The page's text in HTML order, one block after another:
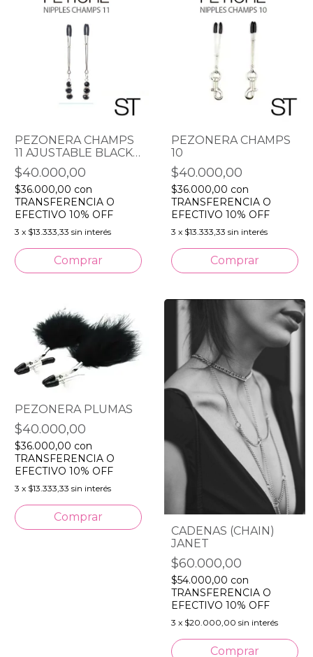
PEZONERA CHAMPS
11 AJUSTABLE BLACK
STONES FANTASIA
$40.000,00
$36.000,00 con
TRANSFERENCIA O
EFECTIVO 10% OFF
3 x $13.333,33 sin interés
PEZONERA CHAMPS
10
$40.000,00
$36.000,00 con
TRANSFERENCIA O
EFECTIVO 10% OFF
3 x $13.333,33 sin interés
PEZONERA PLUMAS
$40.000,00
$36.000,00 con
TRANSFERENCIA O
EFECTIVO 10% OFF
3 x $13.333,33 sin interés
CADENAS (CHAIN)
JANET
$60.000,00
$54.000,00 con
TRANSFERENCIA O
EFECTIVO 10% OFF
3 x $20.000,00 sin interés